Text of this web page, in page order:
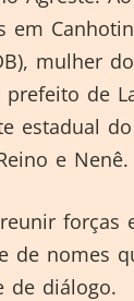
em
mulher do
de
estadual do
e Nenê.
forças
de nomes
de diálogo.